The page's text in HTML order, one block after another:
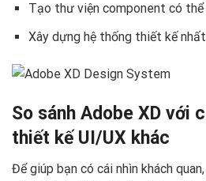
Tạo thư viện component có
Xây dựng hệ thống thiết kế
So sánh Adobe XD với
thiết kế UI/UX khác
Để giúp bạn có cái nhìn khách